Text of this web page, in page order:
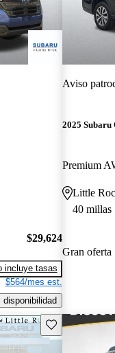
$29,624
incluye tasas
$564/mes est.
disponibilidad
Aviso
2025 Subaru
Premium
Little
40 millas
Gran oferta
Guarda este